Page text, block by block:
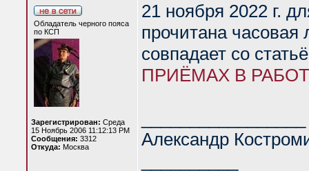
Обладатель черного пояса
по КСП
Зарегистрирован: Среда
15 Ноябрь 2006 11:12:13 PM
Сообщения: 3312
Откуда: Москва
21 ноября 2022 г.
прочитана
совпадает со
ПРИЁМАХ В
Александр